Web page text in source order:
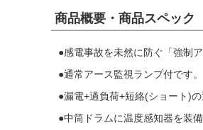
商品概要・商品スペック
●感電事故を未然に防ぐ「強制
●通常アース監視ランプ付です。
●漏電+過負荷+短絡(ショート)の
●中筒ドラムに温度感知器を装備